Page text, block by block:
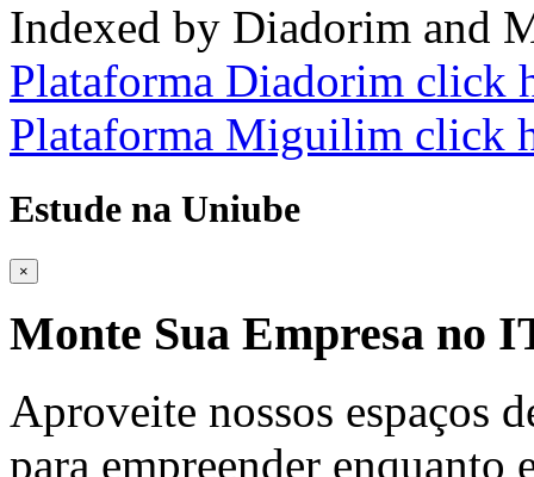
Indexed by Diadorim and
Plataforma Diadorim click
Plataforma Miguilim click
Estude na Uniube
×
Monte Sua Empresa no
Aproveite nossos espaços
para empreender enquanto